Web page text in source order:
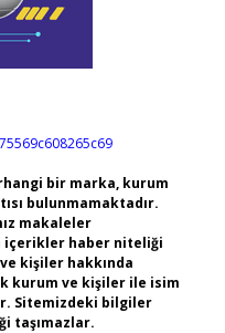
bir marka, kurum
bulunmamaktadır.
makaleler
içerikler haber niteliği
kişiler hakkında
kurum ve kişiler ile isim
Sitemizdeki bilgiler
taşımazlar.